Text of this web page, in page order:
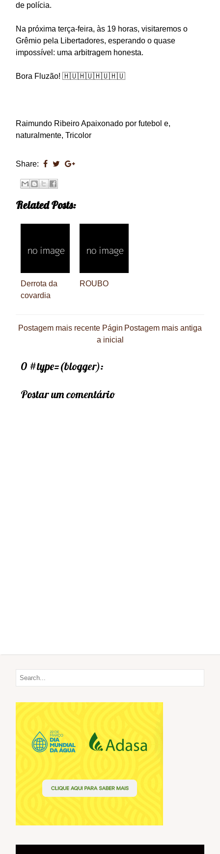
de polícia.
Na próxima terça-feira, às 19 horas, visitaremos o
Grêmio pela Libertadores, esperando o quase
impossível: uma arbitragem honesta.
Bora Fluzão! 🇭🇺🇭🇺🇭🇺🇭🇺
Raimundo Ribeiro Apaixonado por futebol e,
naturalmente, Tricolor
Share:
Related Posts:
Derrota da
covardia
ROUBO
Postagem mais recente Postagem mais antiga
Págin
a inicial
0 #type=(blogger):
Postar um comentário